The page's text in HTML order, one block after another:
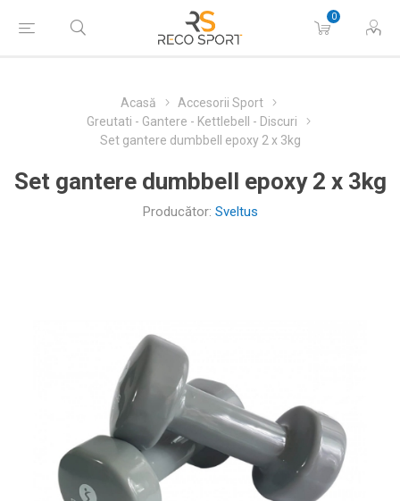
0
Acasă
Accesorii Sport
Greutati - Gantere - Kettlebell - Discuri
Set gantere dumbbell epoxy 2 x 3kg
Set gantere dumbbell epoxy 2 x 3kg
Producător: Sveltus